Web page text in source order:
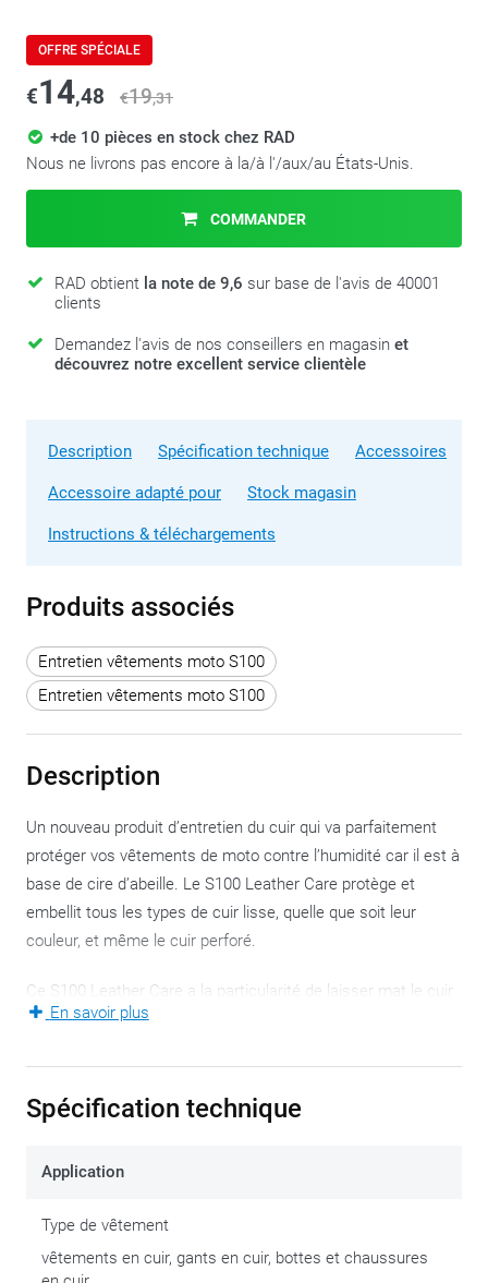
OFFRE SPÉCIALE
€14,48 €19,31
+de 10 pièces en stock chez RAD
Nous ne livrons pas encore à la/à l'/aux/au États-Unis.
COMMANDER
RAD obtient la note de 9,6 sur base de l'avis de 40001
clients
Demandez l'avis de nos conseillers en magasin et
découvrez notre excellent service clientèle
Description Spécification technique Accessoires
Accessoire adapté pour Stock magasin
Instructions & téléchargements
Produits associés
Entretien vêtements moto S100
Entretien vêtements moto S100
Description
Un nouveau produit d’entretien du cuir qui va parfaitement
protéger vos vêtements de moto contre l’humidité car il est à
base de cire d’abeille. Le S100 Leather Care protège et
embellit tous les types de cuir lisse, quelle que soit leur
couleur, et même le cuir perforé.
Ce S100 Leather Care a la particularité de laisser mat le cuir
mat et brillant le cuir brillant, sans jamais laisser de traces
vêtements en cuir restent confortables et plus durables.
préservée.
De plus, le S100 Leather Care ravive instantanément et
durablement la couleur du cuir sans en altérer l’aspect
En savoir plus
Spécification technique
Application
Type de vêtement
vêtements en cuir, gants en cuir, bottes et chaussures